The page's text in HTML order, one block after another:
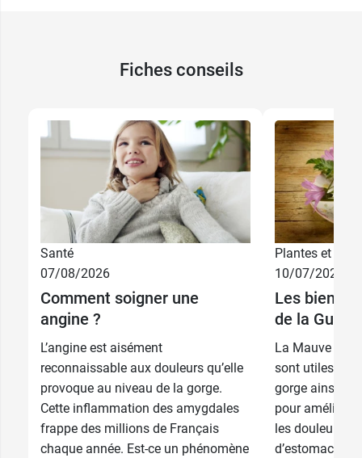
LABORATOIRE DES GRANIONS
98000 MONACO
France
Fiches conseils
Santé
07/08/2026
Comment soigner une
angine ?
L’angine est aisément
reconnaissable aux douleurs qu’elle
provoque au niveau de la gorge.
Cette inflammation des amygdales
frappe des millions de Français
chaque année. Est-ce un phénomène
Plantes et
10/07/2026
Les
de la
La Mauve et
sont utiles
gorge ainsi
pour
les douleurs
d’estomac.